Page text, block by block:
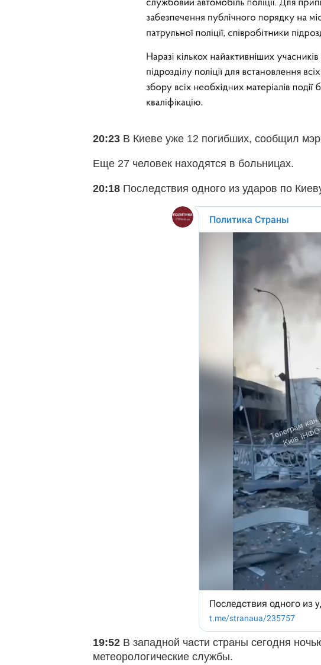
20:23 В Киеве уже 12 погибших, сообщил мэр
Еще 27 человек находятся в больницах.
20:18 Последствия одного из ударов по
19:52 В западной части страны сегодня
метеорологические службы.